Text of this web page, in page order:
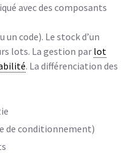
avec des composants
code). Le stock d’un
lots. La gestion parlot
. La différenciation des
de conditionnement)